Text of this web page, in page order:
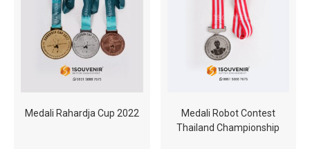
Medali Rahardja Cup 2022
Medali Robot Contest
Thailand Championship